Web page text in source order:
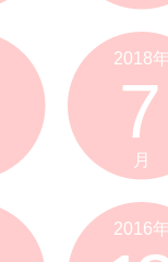
2018
7
月
2016